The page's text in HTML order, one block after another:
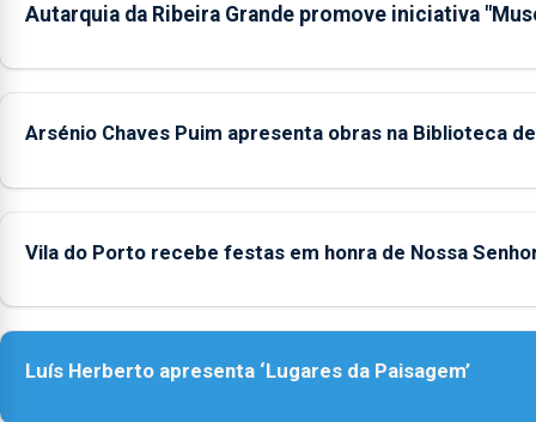
Autarquia da Ribeira Grande promove iniciativa
Arsénio Chaves Puim apresenta obras na Biblioteca
Vila do Porto recebe festas em honra de Nossa
Luís Herberto apresenta ‘Lugares da Paisagem’